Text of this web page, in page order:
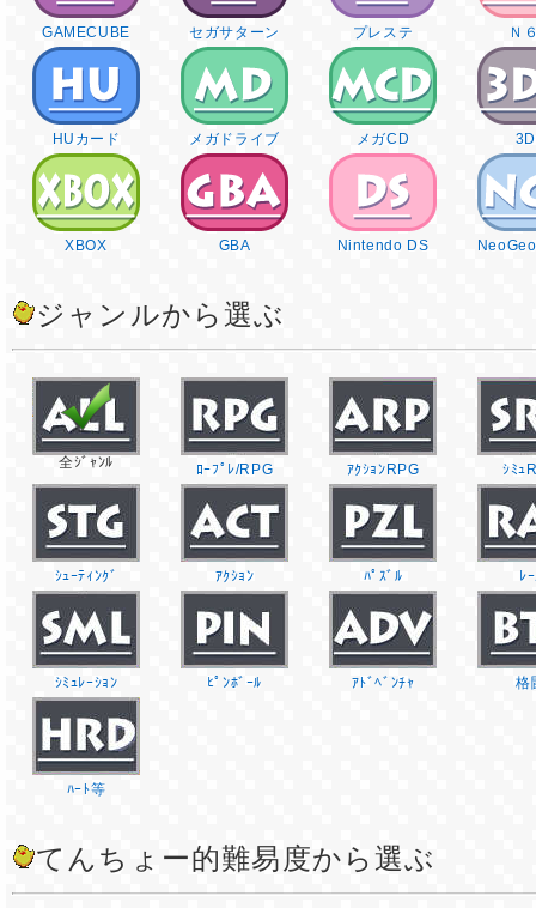
GAMECUBE セガサターン プレステ Ｎ
HUカード メガドライブ メガCD
XBOX GBA Nintendo DS
ジャンルから選ぶ
全ｼﾞｬﾝﾙ ﾛｰﾌﾟﾚ/RPG ｱｸｼｮﾝRPG ｼﾐｭ
ｼｭｰﾃｨﾝｸﾞ ｱｸｼｮﾝ ﾊﾟｽﾞﾙ ﾚ
ｼﾐｭﾚｰｼｮﾝ ﾋﾟﾝﾎﾞｰﾙ ｱﾄﾞﾍﾞﾝﾁｬ 格
ﾊｰﾄ等
てんちょー的難易度から選ぶ